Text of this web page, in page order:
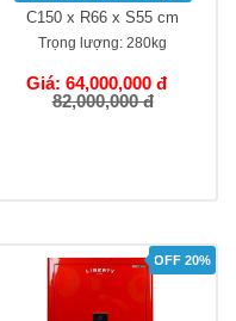
C150 x R66 x S55 cm
Trọng lượng: 280kg
Giá: 64,000,000 đ
82,000,000 đ
OFF 20%